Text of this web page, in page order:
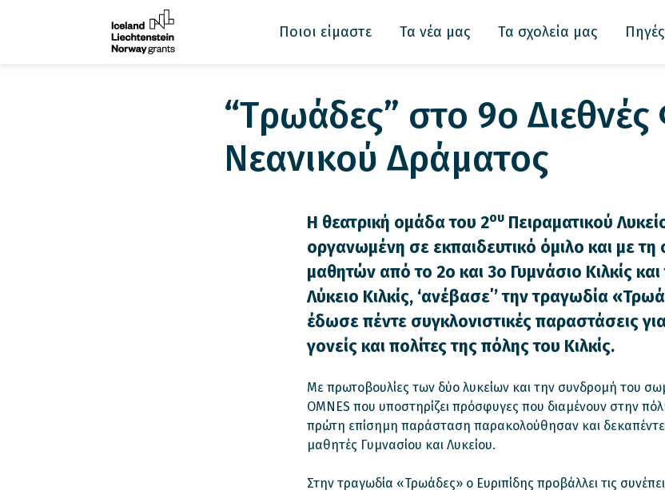
Ποιοι είμαστε Τα νέα μας Τα σχολεία μας Πηγές
“Tρωάδες” στο 9ο
Νεανικού Δράματος
Η θεατρική ομάδα του 2ου Πειραματικού
οργανωμένη σε εκπαιδευτικό όμιλο και με τη
μαθητών από το 2ο και 3ο Γυμνάσιο Κιλκίς και
Λύκειο Κιλκίς, ‘ανέβασε΄’ την τραγωδία
έδωσε πέντε συγκλονιστικές παραστάσεις
γονείς και πολίτες της πόλης του Κιλκίς.
Με πρωτοβουλίες των δύο λυκείων και την συνδρομή του
ΟΜΝES που υποστηρίζει πρόσφυγες που διαμένουν στην
πρώτη επίσημη παράσταση παρακολούθησαν και
μαθητές Γυμνασίου και Λυκείου.
Στην τραγωδία «Τρωάδες» ο Ευριπίδης προβάλλει τις